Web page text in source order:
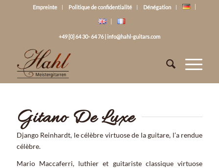
Empreinte Politique de confidentialité Dénégation
+49 [0] 64 30- 64 76|info@hahl-guitars.com
Gitano De Luxe
Django Reinhardt, le célèbre virtuose de la guitare, l’a rendue
célèbre.
Mario Maccaferri, luthier et guitariste classique virtuose